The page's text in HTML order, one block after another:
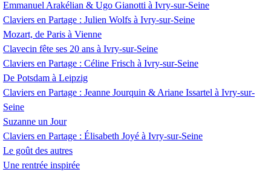
Emmanuel Arakélian & Ugo Gianotti à Ivry-sur-Seine
Claviers en Partage : Julien Wolfs à Ivry-sur-Seine
Mozart, de Paris à Vienne
Clavecin fête ses 20 ans à Ivry-sur-Seine
Claviers en Partage : Céline Frisch à Ivry-sur-Seine
De Potsdam à Leipzig
Claviers en Partage : Jeanne Jourquin & Ariane Issartel à Ivry-sur-
Seine
Suzanne un Jour
Claviers en Partage : Élisabeth Joyé à Ivry-sur-Seine
Le goût des autres
Une rentrée inspirée